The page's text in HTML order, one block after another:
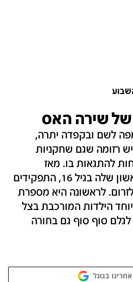
שירה האס
23, אבל מפה לשם ובקפדה יתרה,
רזומה שגם שחקניות
להתגאות בו. מאז
שהצטלמה לסרט הראשון שלה בגיל 16, התפקידים
לראשונה היא מספרת
הילדות המורכבת בצל
סוף סוף גם בחורה
בגוגל